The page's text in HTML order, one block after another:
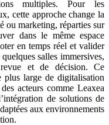
multiples. Pour les
cette approche change la
ou marketing, réparties sur
dans le même espace
en temps réel et valider
salles immersives,
et de décision. Ce
plus large de digitalisation
acteurs comme Leaxea
de solutions de
aux environnements